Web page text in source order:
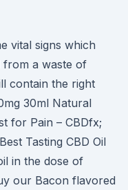
vital signs which
from a waste of
contain the right
30ml Natural
for Pain – CBDfx;
Tasting CBD Oil
in the dose of
our Bacon flavored